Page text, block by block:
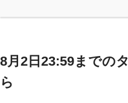
8月2日23:59までの
ら